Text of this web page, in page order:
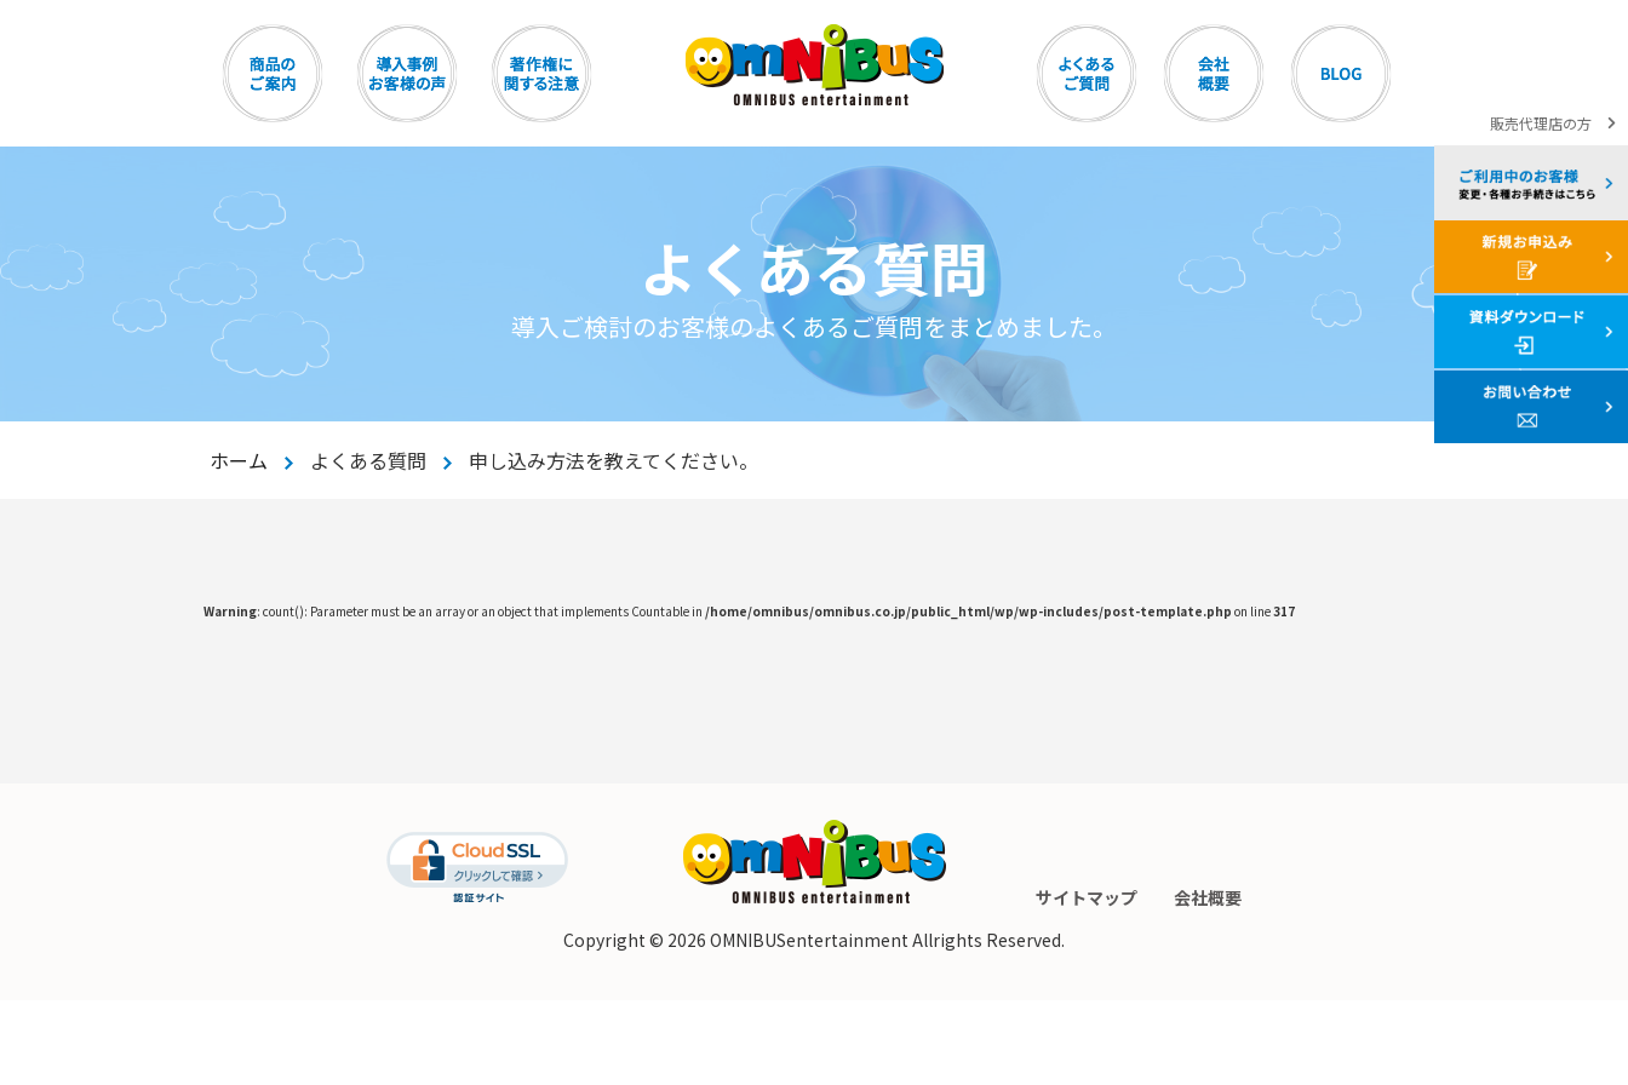
よくある質問
導入ご検討のお客様のよくあるご質問をまとめました。
ホーム よくある質問 申し込み方法を教えてください。
Warning: count(): Parameter must be an array or an object that implements Countable in /home/omnibus/omnibus.co.jp/public_html/wp/wp-includes/post-template.php on line317
サイトマップ
会社概要
Copyright © 2026 OMNIBUSentertainment Allrights Reserved.
販売代理店の方